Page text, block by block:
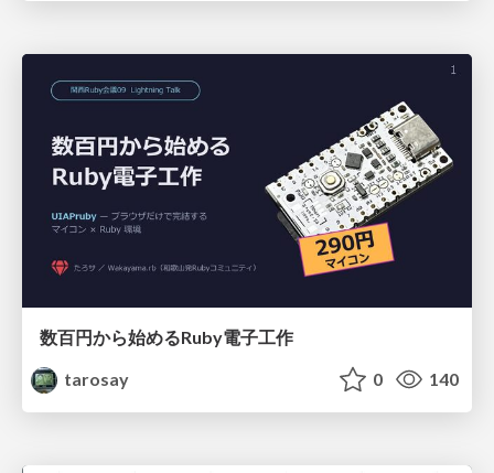
数百円から始めるRuby電子工作
tarosay
0 140